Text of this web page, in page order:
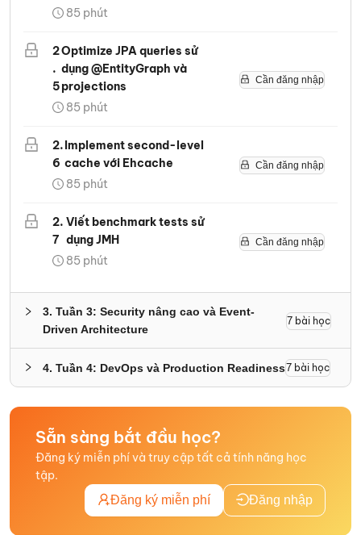
85 phút
2
.
5
Optimize JPA queries sử
dụng @EntityGraph và
projections
85 phút
Cần đăng nhập
2.
6
Implement second-level
cache với Ehcache
85 phút
Cần đăng nhập
2.
7
Viết benchmark tests sử
dụng JMH
85 phút
Cần đăng nhập
3. Tuần 3: Security nâng cao và Event-
Driven Architecture
7 bài học
4. Tuần 4: DevOps và Production Readiness7 bài học
Sẵn sàng bắt đầu học?
Đăng ký miễn phí và truy cập tất cả tính năng học
tập.
Đăng ký miễn phí Đăng nhập